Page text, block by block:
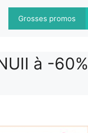
Grosses promos
à -